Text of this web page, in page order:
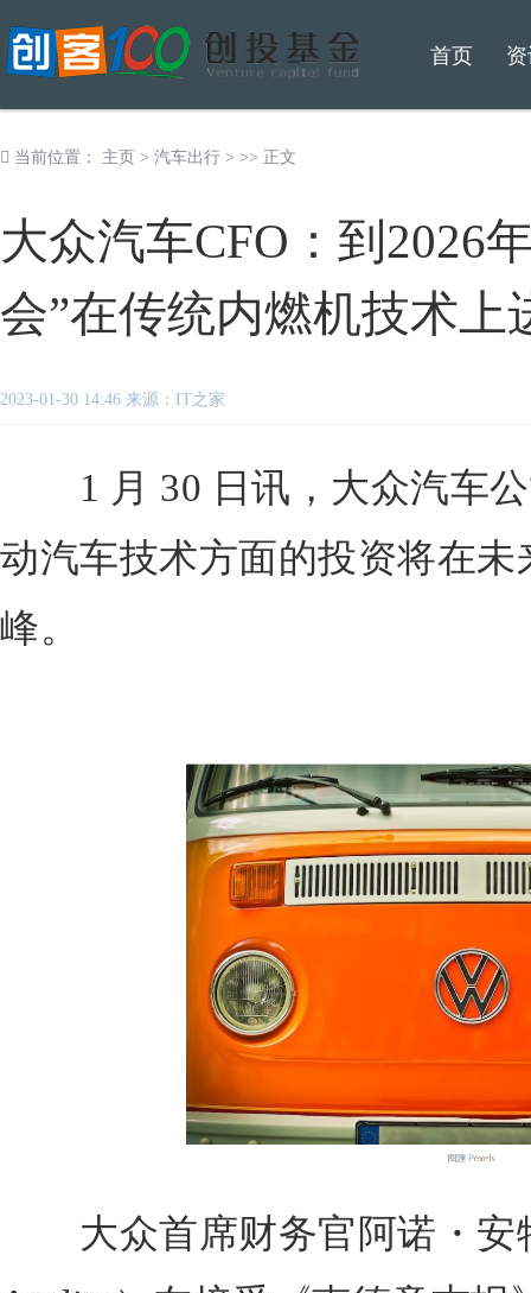
首页
当前位置： 主页 > 汽车出行 > >> 正文
大众汽车CFO：到2026
会”在传统内燃机技术上
2023-01-30 14:46 来源：IT之家
1 月 30 日讯，大众汽车公
动汽车技术方面的投资将在
峰。
大众首席财务官阿诺・安